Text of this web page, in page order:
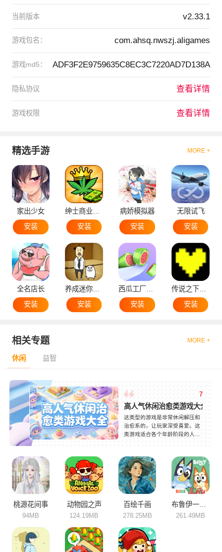
当前版本 v2.33.1
游戏包名： com.ahsq.nwszj.aligames
游戏md5： ADF3F2E9759635C8EC3C7220AD7D138A
隐私协议 查看详情
游戏权限 查看详情
精选手游 MORE +
家出少女
安装
安装
病娇模拟器
安装
无限试飞
安装
全名店长
安装
安装
安装
安装
相关专题 MORE +
休闲 益智
7
高人气休闲治愈类游戏大全
这类型的游戏是非常休闲解压和
治愈系的，让玩家深受喜爱。这
类游戏适合各个年龄阶段的人，
被治愈的过程中还可以缓解压
力，放松身心，游戏操作简单，
很容易就能够上手，内容丰富，
喜欢的小伙伴们可要来下载试
试！
桃源花间事
94MB
动物园之声
124.19MB
百绘千画
278.25MB
布鲁伊一起玩吧
261.49MB